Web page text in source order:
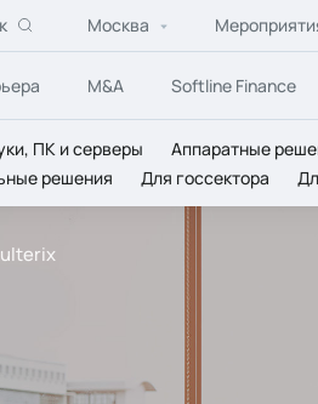
Москва
M&A Softline Finance
ПК и серверы Аппаратные
решения Для госсектора